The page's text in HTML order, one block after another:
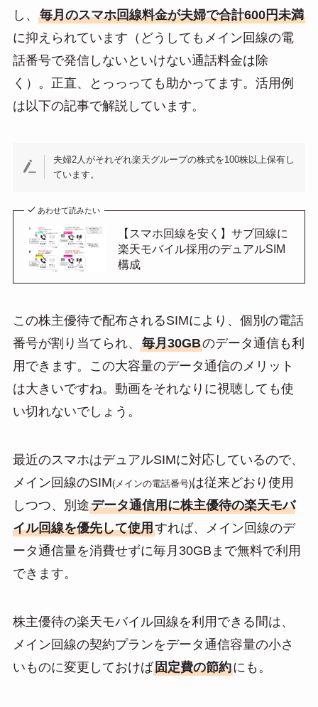
し、 毎月のスマホ回線料金が夫婦で合計600円未満
に抑えられています（どうしてもメイン回線の電
話番号で発信しないといけない通話料金は除
く）。正直、とっっっても助かってます。活用例
は以下の記事で解説しています。
夫婦2人がそれぞれ楽天グループの株式を100株以上保有し
ています。
あわせて読みたい
【スマホ回線を安く】サブ回線に
楽天モバイル採用のデュアルSIM
構成
この株主優待で配布されるSIMにより、個別の電話
番号が割り当てられ、 毎月30GBのデータ通信も利
用できます。この大容量のデータ通信のメリット
は大きいですね。動画をそれなりに視聴しても使
い切れないでしょう。
最近のスマホはデュアルSIMに対応しているので、
メイン回線のSIM(メインの電話番号)は従来どおり使用
しつつ、別途データ通信用に株主優待の楽天モバ
イル回線を優先して使用すれば、メイン回線のデ
ータ通信量を消費せずに毎月30GBまで無料で利用
できます。
株主優待の楽天モバイル回線を利用できる間は、
メイン回線の契約プランをデータ通信容量の小さ
いものに変更しておけば固定費の節約にも。